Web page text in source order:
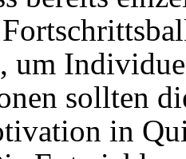
um
sollten
in